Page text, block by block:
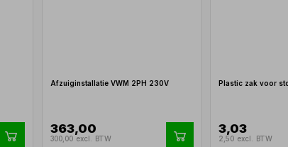
Afzuiginstallatie VWM 2PH 230V
363,00
300,00 excl. BTW
Plastic zak voor
3,03
2,50 excl. BTW